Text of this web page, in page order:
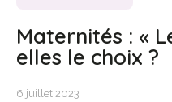
Maternités : «
elles le choix ?
6 juillet 2023